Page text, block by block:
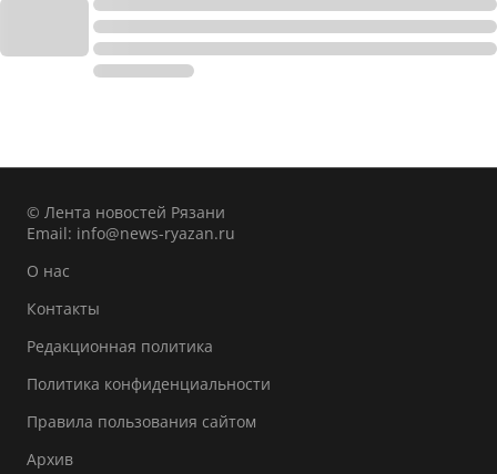
© Лента новостей Рязани
Email: info@news-ryazan.ru
О нас
Контакты
Редакционная политика
Политика конфиденциальности
Правила пользования сайтом
Архив